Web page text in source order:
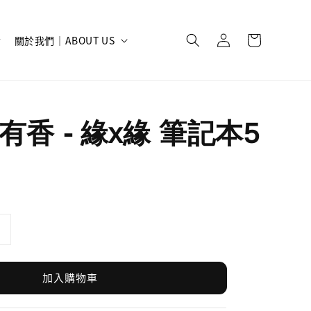
關於我們｜ABOUT US
香 - 緣x緣 筆記本5
加入購物車